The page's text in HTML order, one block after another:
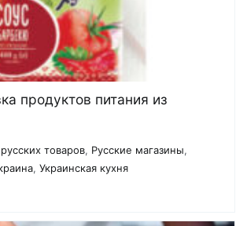
продуктов питания из
товаров, Русские магазины,
,Украинская кухня